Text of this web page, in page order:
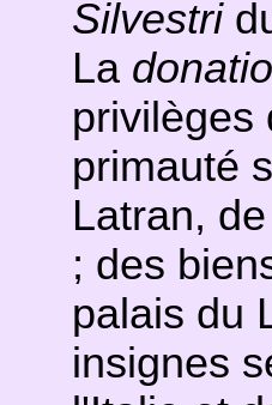
Silvestri
La donatio
privilèges
primauté
Latran,
; des
palais du
insignes